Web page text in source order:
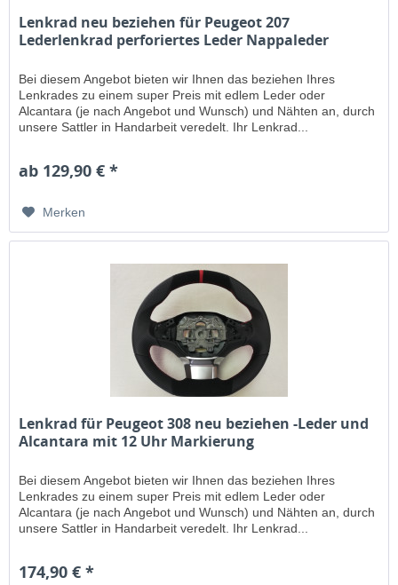
Lenkrad neu beziehen für Peugeot 207
Lederlenkrad perforiertes Leder Nappaleder
Bei diesem Angebot bieten wir Ihnen das beziehen Ihres
Lenkrades zu einem super Preis mit edlem Leder oder
Alcantara (je nach Angebot und Wunsch) und Nähten an, durch
unsere Sattler in Handarbeit veredelt. Ihr Lenkrad...
ab 129,90 € *
Merken
Lenkrad für Peugeot 308 neu beziehen -Leder und
Alcantara mit 12 Uhr Markierung
Bei diesem Angebot bieten wir Ihnen das beziehen Ihres
Lenkrades zu einem super Preis mit edlem Leder oder
Alcantara (je nach Angebot und Wunsch) und Nähten an, durch
unsere Sattler in Handarbeit veredelt. Ihr Lenkrad...
174,90 € *